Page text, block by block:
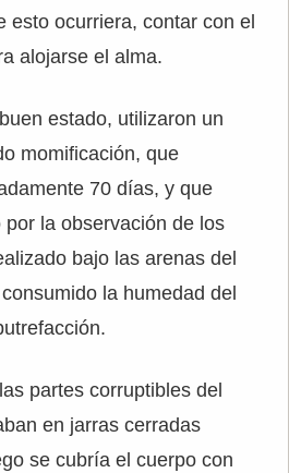
esto ocurriera, contar con el
alojarse el alma.
estado, utilizaron un
momificación, que
70 días, y que
la observación de los
bajo las arenas del
la humedad del
partes corruptibles del
en jarras cerradas
se cubría el cuerpo con